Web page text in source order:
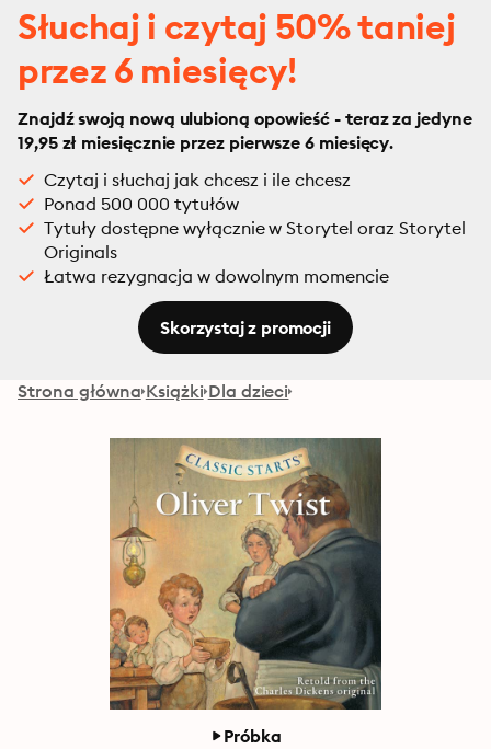
Słuchaj i czytaj 50% taniej
przez 6 miesięcy!
Znajdź swoją nową ulubioną opowieść - teraz za jedyne
19,95 zł miesięcznie przez pierwsze 6 miesięcy.
Czytaj i słuchaj jak chcesz i ile chcesz
Ponad 500 000 tytułów
Tytuły dostępne wyłącznie w Storytel oraz Storytel
Originals
Łatwa rezygnacja w dowolnym momencie
Skorzystaj z promocji
Strona główna Książki Dla dzieci
Próbka